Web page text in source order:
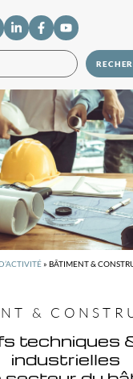
» BÂTIMENT &
&
techniques
industrielles